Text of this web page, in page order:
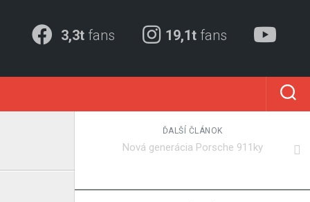
3,3t fans 19,1t fans
ĎALŠÍ ČLÁNOK
Nová generácia Porsche 911ky